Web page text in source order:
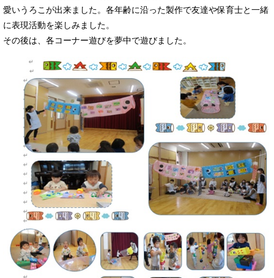
愛いうろこが出来ました。各年齢に沿った製作で友達や保育士と一緒
に表現活動を楽しみました。
その後は、各コーナー遊びを夢中で遊びました。